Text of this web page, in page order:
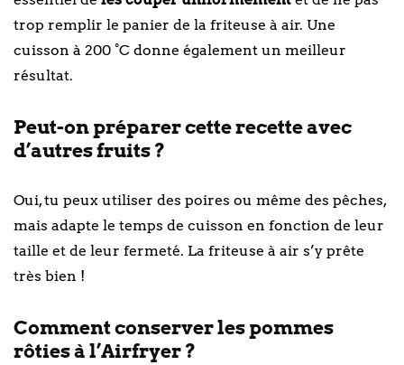
trop remplir le panier de la friteuse à air. Une
cuisson à 200 °C donne également un meilleur
résultat.
Peut-on préparer cette recette avec
d’autres fruits ?
Oui, tu peux utiliser des poires ou même des pêches,
mais adapte le temps de cuisson en fonction de leur
taille et de leur fermeté. La friteuse à air s’y prête
très bien !
Comment conserver les pommes
rôties à l’Airfryer ?